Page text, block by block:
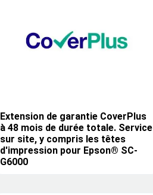
Extension de garantie CoverPlus
à 48 mois de durée totale. Service
sur site, y compris les têtes
d'impression pour Epson® SC-
G6000